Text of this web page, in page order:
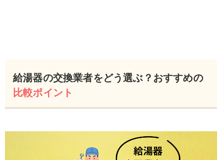
給湯器の交換業者をどう選ぶ？おすすめの
比較ポイント